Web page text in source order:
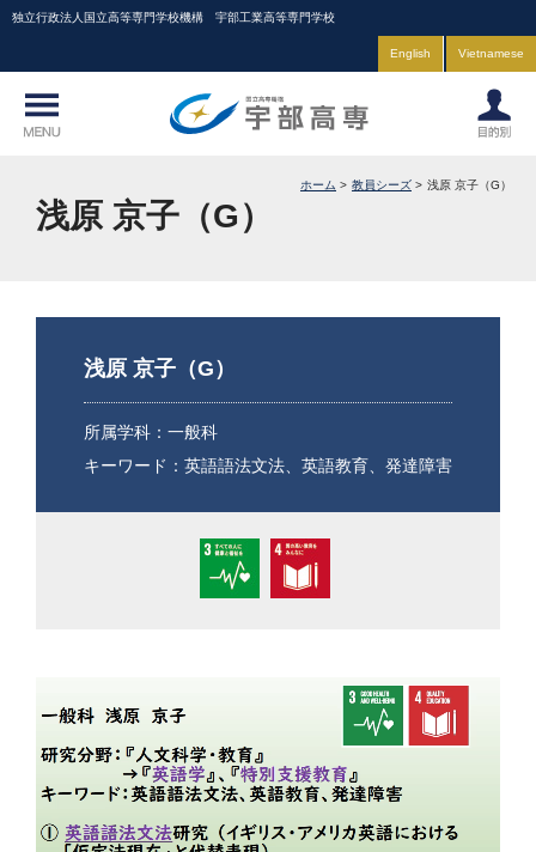
独立行政法人国立高等専門学校機構 宇部工業高等専門学校
English Vietnamese
ホーム 教員シーズ 浅原 京子（G）
浅原 京子（G）
浅原 京子（G）
所属学科：一般科
キーワード：英語語法文法、英語教育、発達障害